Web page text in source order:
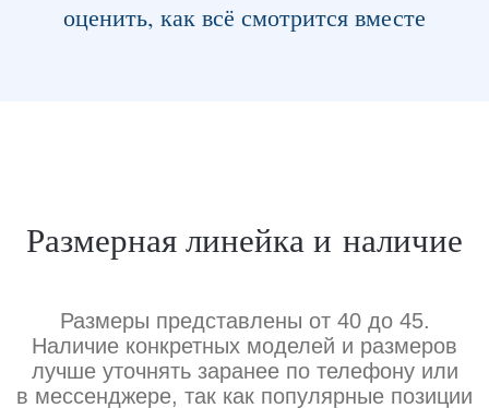
оценить, как всё смотрится вместе